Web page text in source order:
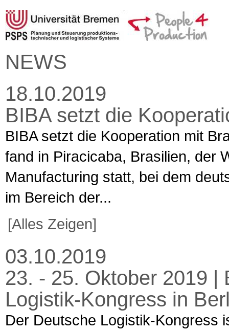
NEWS
18.10.2019
BIBA setzt die
BIBA setzt die Kooperation mit
fand in Piracicaba, Brasilien, der
Manufacturing statt, bei dem
im Bereich der...
[Alles Zeigen]
03.10.2019
23. - 25. Oktober 2019 |
Logistik-Kongress in
Der Deutsche Logistik-Kongress